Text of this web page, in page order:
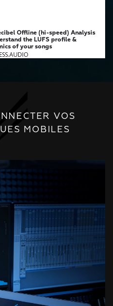
Offline (hi-speed) Analysis
the LUFS profile &
of your songs
Tips | Gain Staging your
using the Decibel Supermeter
Tips | Control Your Dynamic
in Real Time Using a Limiter
Decibel Target Validators:
Your Music for Streaming
VOS
MOBILES